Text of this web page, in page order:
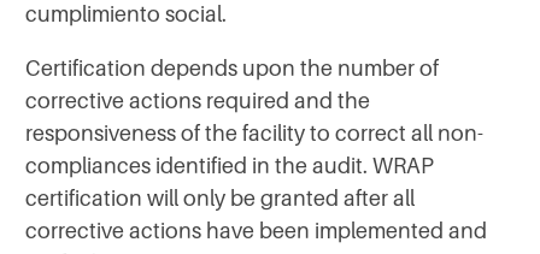
cumplimiento social.
Certification depends upon the number of
corrective actions required and the
responsiveness of the facility to correct all non-
compliances identified in the audit. WRAP
certification will only be granted after all
corrective actions have been implemented and